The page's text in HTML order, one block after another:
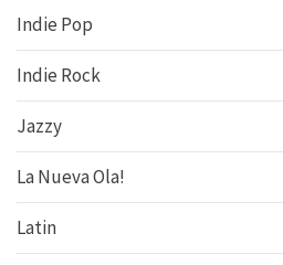
Indie Pop
Indie Rock
Jazzy
La Nueva Ola!
Latin